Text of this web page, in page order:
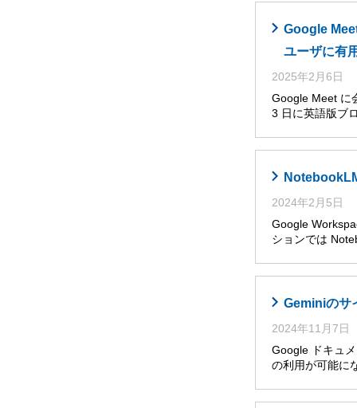
Google
ユーザに有
2025年2月6日
Google Meet に
3 日に英語版ブ
2024年2月5日
Google
ションでは
Geminiのサ
2024年11月7日
Google ドキュ
の利用が可能に